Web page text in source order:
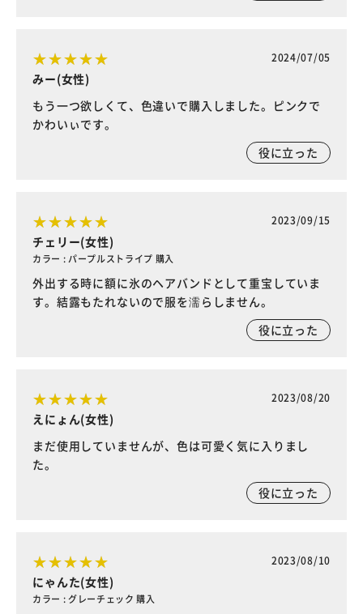
2024/07/05
みー(女性)
もう一つ欲しくて、色違いで購入しました。ピンクで
かわいぃです。
役に立った
2023/09/15
チェリー(女性)
カラー : パープルストライプ 購入
外出する時に額に氷のヘアバンドとして重宝していま
す。結露もたれないので服を濡らしません。
役に立った
2023/08/20
えにょん(女性)
まだ使用していませんが、色は可愛く気に入りまし
た。
役に立った
2023/08/10
にゃんた(女性)
カラー : グレーチェック 購入